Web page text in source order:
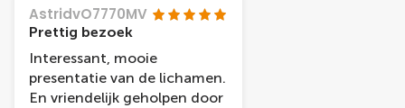
die je een warm welkom
heet.
AstridvO7770MV
Prettig bezoek
Interessant, mooie
presentatie van de lichamen.
En vriendelijk geholpen door